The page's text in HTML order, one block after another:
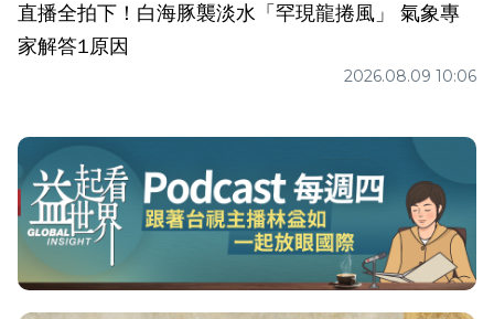
直播全拍下！白海豚襲淡水「罕現龍捲風」 氣象專
家解答1原因
2026.08.09 10:06